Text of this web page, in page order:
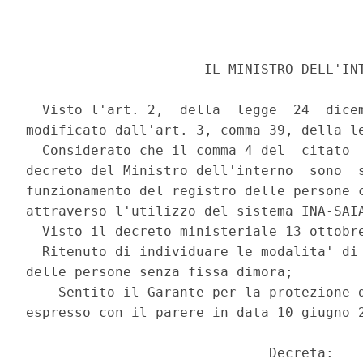
IL MINISTRO
Visto l'art. 2,  della  legge  24
modificato dall'art. 3, comma 39, della
Considerato che il comma 4 del  citato
decreto del Ministro dell'interno
funzionamento del registro delle persone
attraverso l'utilizzo del sistema INA-
Visto il decreto ministeriale 13
Ritenuto di individuare le modalita'
delle persone senza fissa dimora;
Sentito il Garante per la protezione
espresso con il parere in data 10 giugno
                              Decreta: